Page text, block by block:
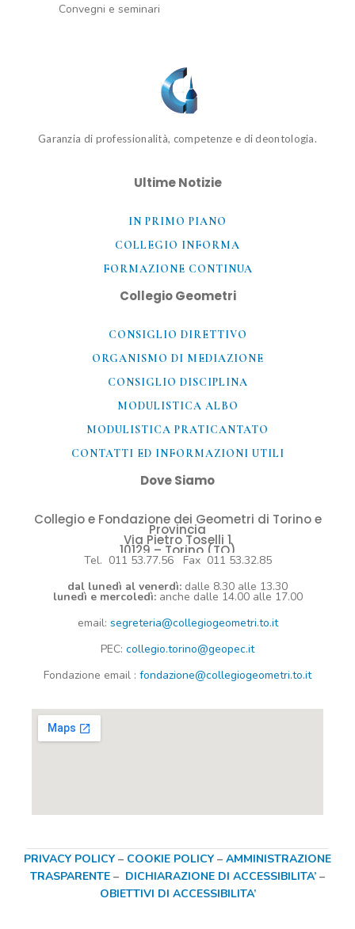
Convegni e seminari
Garanzia di professionalità, competenze e di deontologia.
Ultime Notizie
IN PRIMO PIANO
COLLEGIO INFORMA
FORMAZIONE CONTINUA
Collegio Geometri
CONSIGLIO DIRETTIVO
ORGANISMO DI MEDIAZIONE
CONSIGLIO DISCIPLINA
MODULISTICA ALBO
MODULISTICA PRATICANTATO
CONTATTI ED INFORMAZIONI UTILI​
Dove Siamo
Collegio e Fondazione dei Geometri di Torino e
Provincia
Via Pietro Toselli 1
10129 – Torino (TO)
Tel. 011 53.77.56 Fax 011 53.32.85
dal lunedì al venerdì: dalle 8.30 alle 13.30
lunedì e mercoledì: anche dalle 14.00 alle 17.00
email: segreteria@collegiogeometri.to.it
PEC: collegio.torino@geopec.it
Fondazione email : fondazione@collegiogeometri.to.it
PRIVACY POLICY – COOKIE POLICY – AMMINISTRAZIONE
TRASPARENTE – DICHIARAZIONE DI ACCESSIBILITA’ –
OBIETTIVI DI ACCESSIBILITA’